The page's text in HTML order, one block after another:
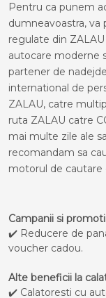
Pentru ca punem
dumneavoastra, va
regulate din
autocare moderne
partener de
international de
ZALAU, catre
ruta ZALAU catre
mai multe zile ale
recomandam sa
motorul de cautare
Campanii si
✔️ Reducere de
voucher cadou.
Alte beneficii la
✔️ Calatoresti cu